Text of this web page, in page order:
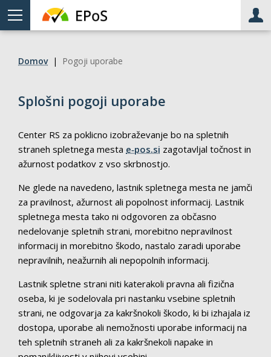
Meni
Domov| Pogoji uporabe
Splošni pogoji uporabe
Center RS za poklicno izobraževanje bo na spletnih
straneh spletnega mesta e‑pos.si zagotavljal točnost in
ažurnost podatkov z vso skrbnostjo.
Ne glede na navedeno, lastnik spletnega mesta ne jamči
za pravilnost, ažurnost ali popolnost informacij. Lastnik
spletnega mesta tako ni odgovoren za občasno
nedelovanje spletnih strani, morebitno nepravilnost
informacij in morebitno škodo, nastalo zaradi uporabe
nepravilnih, neažurnih ali nepopolnih informacij.
Lastnik spletne strani niti katerakoli pravna ali fizična
oseba, ki je sodelovala pri nastanku vsebine spletnih
strani, ne odgovarja za kakršnokoli škodo, ki bi izhajala iz
dostopa, uporabe ali nemožnosti uporabe informacij na
teh spletnih straneh ali za kakršnekoli napake in